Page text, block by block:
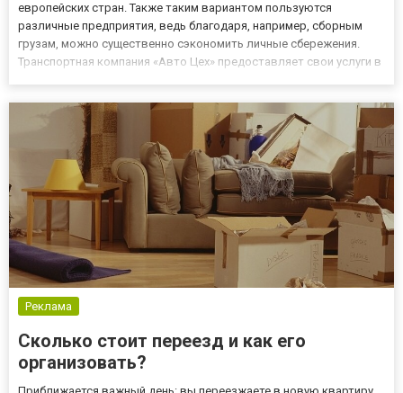
европейских стран. Также таким вариантом пользуются
различные предприятия, ведь благодаря, например, сборным
грузам, можно существенно сэкономить личные сбережения.
Транспортная компания «Авто Цех» предоставляет свои услуги в
развиваться, также нет необход...
Реклама
Сколько стоит переезд и как его
организовать?